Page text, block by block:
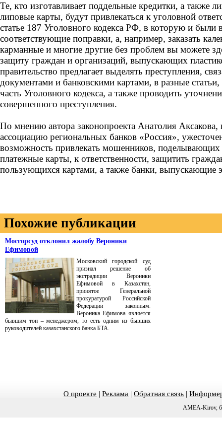
Те, кто изготавливает поддельные кредитки, а также
липовые карты, будут привлекаться к уголовной
статье 187 Уголовного кодекса РФ, в которую и были
соответствующие поправки, а, например, заказать
карманные и многие другие без проблем вы можете
защиту граждан и организаций, выпускающих
правительство предлагает выделять преступления,
документами и банковскими картами, в разные
часть Уголовного кодекса, а также проводить
совершенного преступления.
По мнению автора законопроекта Анатолия Аксакова,
ассоциацию региональных банков «Россия»,
возможность привлекать мошенников, поделывающих
платежные карты, к ответственности, защитить
пользующихся картами, а также банки, выпускающие
Похожие публикации
Мосгорсуд отклонил жалобу Вероники
Ефимовой
Московский городской суд
признал решение об
экстрадиции Вероники
Ефимовой в Казахстан,
принятое Генеральной
прокуратурой Российской
Федерации законным.
Вероника Ефимова является
бывшим топ – менеджером, то есть одним из бывших
руководителей казахстанского банка БТА.
О проекте |Реклама |Обратная связь |
AMEA-Kirov,